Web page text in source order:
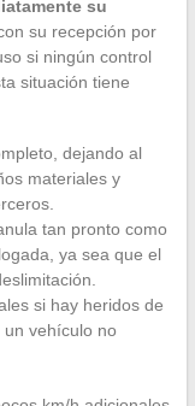
su
su recepción por
si ningún control
situación tiene
dejando al
materiales y
tan pronto como
ya sea que el
si hay heridos de
vehículo no